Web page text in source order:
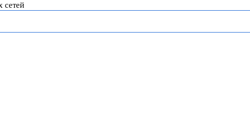
сетей